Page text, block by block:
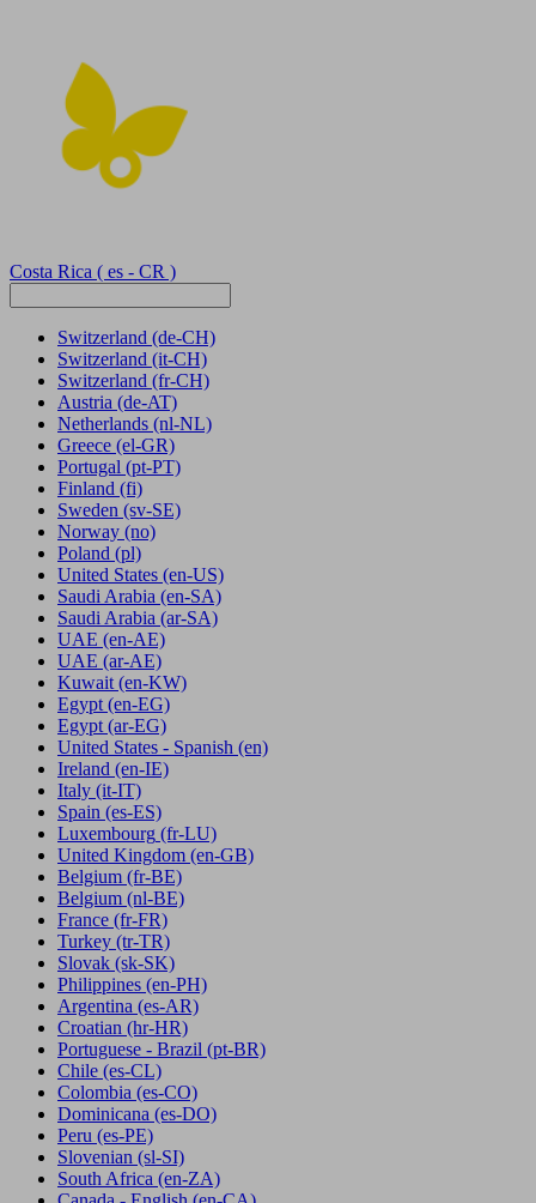
Costa Rica ( es - CR )
Switzerland (de-CH)
Switzerland (it-CH)
Switzerland (fr-CH)
Austria (de-AT)
Netherlands (nl-NL)
Greece (el-GR)
Portugal (pt-PT)
Finland (fi)
Sweden (sv-SE)
Norway (no)
Poland (pl)
United States (en-US)
Saudi Arabia (en-SA)
Saudi Arabia (ar-SA)
UAE (en-AE)
UAE (ar-AE)
Kuwait (en-KW)
Egypt (en-EG)
Egypt (ar-EG)
United States - Spanish (en)
Ireland (en-IE)
Italy (it-IT)
Spain (es-ES)
Luxembourg (fr-LU)
United Kingdom (en-GB)
Belgium (fr-BE)
Belgium (nl-BE)
France (fr-FR)
Turkey (tr-TR)
Slovak (sk-SK)
Philippines (en-PH)
Argentina (es-AR)
Croatian (hr-HR)
Portuguese - Brazil (pt-BR)
Chile (es-CL)
Colombia (es-CO)
Dominicana (es-DO)
Peru (es-PE)
Slovenian (sl-SI)
South Africa (en-ZA)